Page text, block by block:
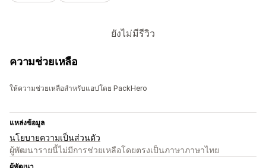
ยังไม่มีรีวิว
ความช่วยเหลือ
ให้ความช่วยเหลือสำหรับแอปโดย PackHero
แหล่งข้อมูล
นโยบายความเป็นส่วนตัว
ผู้พัฒนารายนี้ไม่มีการช่วยเหลือโดยตรงเป็นภาษาภาษาไทย